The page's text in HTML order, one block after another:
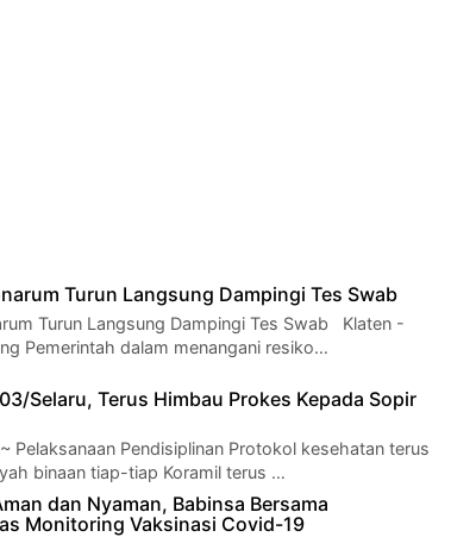
Turun Langsung Dampingi Tes Swab
Turun Langsung Dampingi Tes Swab Klaten -
Pemerintah dalam menangani resiko…
Selaru, Terus Himbau Prokes Kepada Sopir
Pelaksanaan Pendisiplinan Protokol kesehatan terus
binaan tiap-tiap Koramil terus …
dan Nyaman, Babinsa Bersama
Monitoring Vaksinasi Covid-19